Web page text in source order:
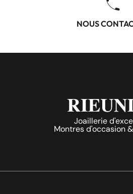
NOUS
Joaillerie
Montres d'occasion